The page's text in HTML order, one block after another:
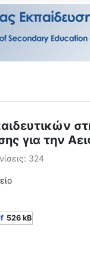
για την
324
526 kB
σε διαδικτυακή